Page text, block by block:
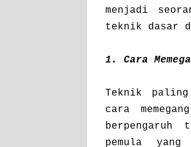
menjadi
teknik dasar
1. Cara
Teknik
cara
berpengaruh
pemula